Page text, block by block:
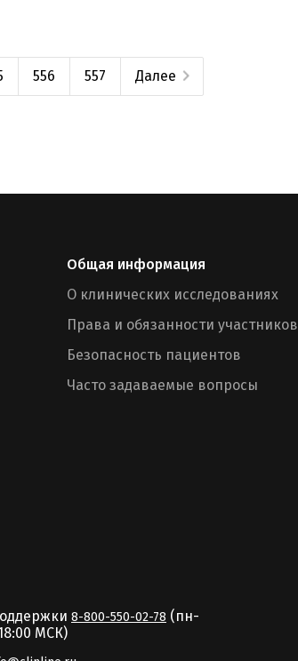
556 557 Далее
Общая информация
О клинических исследованиях
Права и обязанности участников
Безопасность пациентов
Часто задаваемые вопросы
8-800-550-02-78 (пн-
MCК)